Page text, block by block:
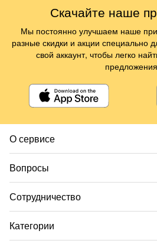
О сервисе
Вопросы
Сотрудничество
Категории
Скачайте наше
Мы постоянно улучшаем наше
разные скидки и акции специально
свой аккаунт, чтобы легко